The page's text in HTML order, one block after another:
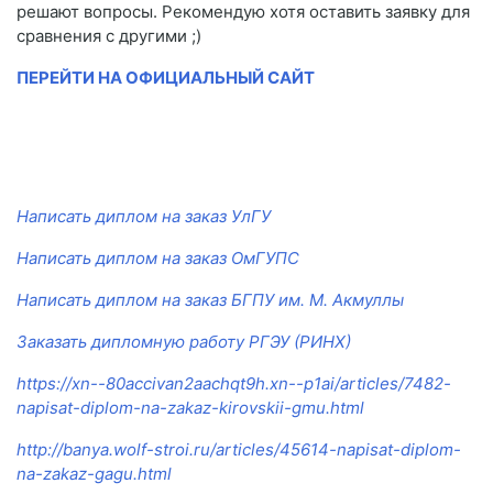
решают вопросы. Рекомендую хотя оставить заявку для
сравнения с другими ;)
ПЕРЕЙТИ НА ОФИЦИАЛЬНЫЙ САЙТ
Написать диплом на заказ УлГУ
Написать диплом на заказ ОмГУПС
Написать диплом на заказ БГПУ им. М. Акмуллы
Заказать дипломную работу РГЭУ (РИНХ)
https://xn--80accivan2aachqt9h.xn--p1ai/articles/7482-
napisat-diplom-na-zakaz-kirovskii-gmu.html
http://banya.wolf-stroi.ru/articles/45614-napisat-diplom-
na-zakaz-gagu.html